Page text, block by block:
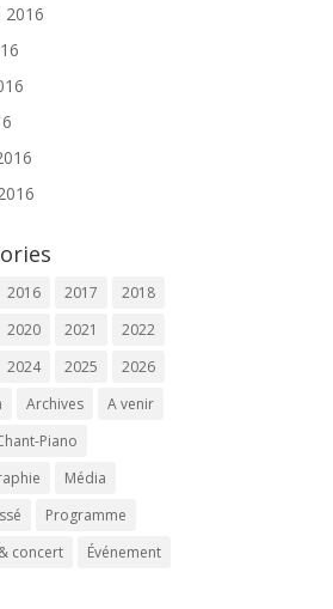
2016
2016 2017
2018
2020 2021
2022
2024 2025
2026
Archives
A venir
Piano
Média
Programme
concert
Événement